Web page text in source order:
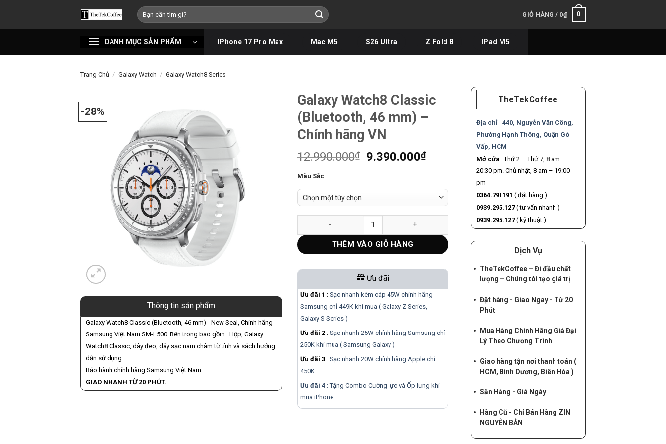
nội
Tìm
kiếm:
GIỎ HÀNG / 0₫ 0
DANH MỤC SẢN PHẨM IPhone 17 Pro Max Mac M5 S26 Ultra Z Fold 8 IPad M5
Trang Chủ / Galaxy Watch / Galaxy Watch8 Series
-28%
Thông tin sản phẩm
Galaxy Watch8 Classic (Bluetooth, 46 mm) - New Seal, Chính hãng
Samsung Việt Nam SM-L500. Bên trong bao gồm : Hộp, Galaxy
Watch8 Classic, dây đeo, dây sạc nam châm từ tính và sách hướng
dẫn sử dụng.
Bảo hành chính hãng Samsung Việt Nam.
GIAO NHANH TỪ 20 PHÚT.
Galaxy Watch8 Classic
(Bluetooth, 46 mm) –
Chính hãng VN
12.990.000₫
Giá
12.990.000₫.
9.390.000₫Giá
là:
9.390.000₫.
Màu Sắc
Galaxy Watch8 Classic (Bluetooth, 46 mm) - Chính hãng VN số lượng
THÊM VÀO GIỎ HÀNG
Ưu đãi
Ưu đãi 1 : Sạc nhanh kèm cáp 45W chính hãng
Samsung chỉ 449K khi mua ( Galaxy Z Series,
Galaxy S Series )
Ưu đãi 2: Sạc nhanh 25W chính hãng Samsung chỉ
250K khi mua ( Samsung Galaxy )
Ưu đãi 3: Sạc nhanh 20W chính hãng Apple chỉ
450K
Ưu đãi 4: Tặng Combo Cường lực và Ốp lưng khi
mua iPhone
TheTekCoffee
Địa chỉ : 440, Nguyễn Văn Công,
Phường Hạnh Thông, Quận Gò
Vấp, HCM
Mở cửa : Thứ 2 – Thứ 7, 8 am –
20:30 pm. Chủ nhật, 8 am – 19:00
pm
0364.791191 ( đặt hàng )
0939.295.127( tư vấn nhanh )
0939.295.127( kỹ thuật )
Dịch Vụ
TheTekCoffee – Đi đầu chất
lượng – Chúng tôi tạo giá trị
Đặt hàng - Giao Ngay - Từ 20
Phút
Mua Hàng Chính Hãng Giá Đại
Lý Theo Chương Trình
Giao hàng tận nơi thanh toán (
HCM, Bình Dương, Biên Hòa )
Sẵn Hàng - Giá Ngày
Hàng Cũ - Chỉ Bán Hàng ZIN
NGUYÊN BẢN